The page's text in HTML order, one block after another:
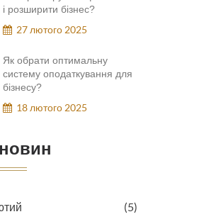
і розширити бізнес?
27 лютого 2025
Як обрати оптимальну
систему оподаткування для
бізнесу?
18 лютого 2025
(5)